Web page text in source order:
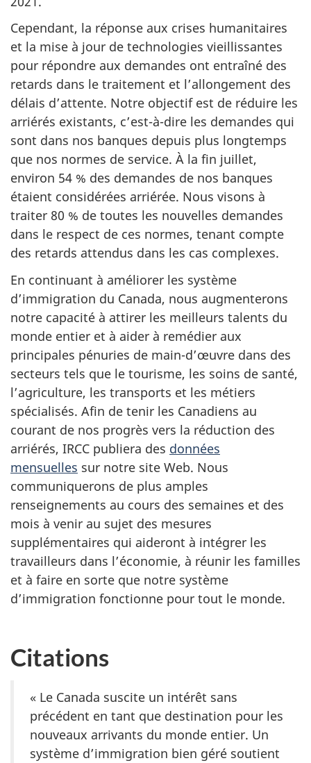
Cependant, la réponse aux crises humanitaires
et la mise à jour de technologies vieillissantes
pour répondre aux demandes ont entraîné des
retards dans le traitement et l’allongement des
délais d’attente. Notre objectif est de réduire les
arriérés existants, c’est-à-dire les demandes qui
sont dans nos banques depuis plus longtemps
que nos normes de service. À la fin juillet,
environ 54 % des demandes de nos banques
étaient considérées arriérée. Nous visons à
traiter 80 % de toutes les nouvelles demandes
dans le respect de ces normes, tenant compte
des retards attendus dans les cas complexes.
En continuant à améliorer les système
d’immigration du Canada, nous augmenterons
notre capacité à attirer les meilleurs talents du
monde entier et à aider à remédier aux
principales pénuries de main-d’œuvre dans des
secteurs tels que le tourisme, les soins de santé,
l’agriculture, les transports et les métiers
spécialisés. Afin de tenir les Canadiens au
courant de nos progrès vers la réduction des
arriérés, IRCC publiera des données
mensuelles sur notre site Web. Nous
communiquerons de plus amples
renseignements au cours des semaines et des
mois à venir au sujet des mesures
supplémentaires qui aideront à intégrer les
travailleurs dans l’économie, à réunir les familles
et à faire en sorte que notre système
d’immigration fonctionne pour tout le monde.
Citations
« Le Canada suscite un intérêt sans
précédent en tant que destination pour les
nouveaux arrivants du monde entier. Un
système d’immigration bien géré soutient